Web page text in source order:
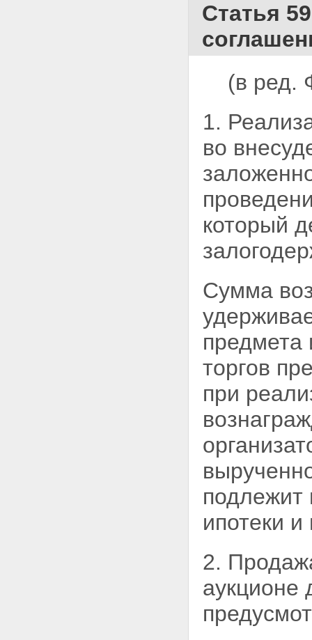
Статья
(в ред.
1.
во
который
Сумма
предмета
торгов
при
подлежит
ипотеки
2.
аукционе